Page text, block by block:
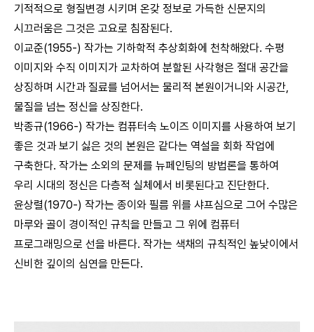
기적적으로 형질변경 시키며 온갖 정보로 가득한 신문지의
시끄러움은 그것은 고요로 침잠된다.
이교준(1955-) 작가는 기하학적 추상회화에 천착해왔다. 수평
이미지와 수직 이미지가 교차하여 분할된 사각형은 절대 공간을
상징하며 시간과 질료를 넘어서는 물리적 본원이거니와 시공간,
물질을 넘는 정신을 상징한다.
박종규(1966-) 작가는 컴퓨터속 노이즈 이미지를 사용하여 보기
좋은 것과 보기 싫은 것의 본원은 같다는 역설을 회화 작업에
구축한다. 작가는 소외의 문제를 뉴페인팅의 방법론을 통하여
우리 시대의 정신은 다층적 실체에서 비롯된다고 진단한다.
윤상렬(1970-) 작가는 종이와 필름 위를 샤프심으로 그어 수많은
마루와 골이 경이적인 규칙을 만들고 그 위에 컴퓨터
프로그래밍으로 선을 바른다. 작가는 색채의 규칙적인 높낮이에서
신비한 깊이의 심연을 만든다.